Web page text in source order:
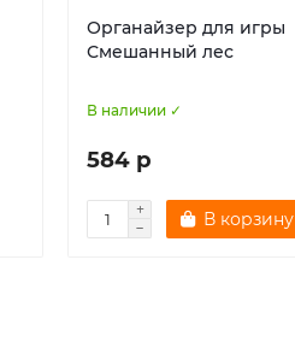
Органайзер для игры
Смешанный лес
В наличии ✓
584 р
В корзину